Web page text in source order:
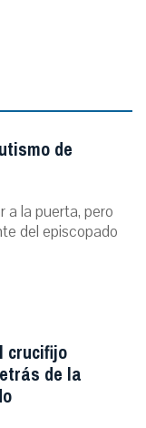
de
a la puerta, pero
del episcopado
crucifijo
de la